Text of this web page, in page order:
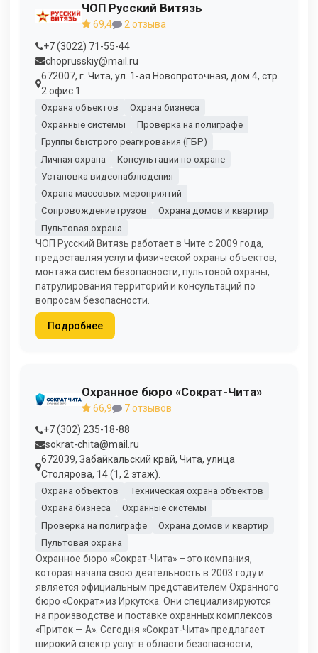
ЧОП Русский Витязь
69,4
2 отзыва
+7 (3022) 71-55-44
choprusskiy@mail.ru
672007, г. Чита, ул. 1-ая Новопроточная, дом 4, стр.
2 офис 1
Охрана объектов
Охрана бизнеса
Охранные системы
Проверка на полиграфе
Группы быстрого реагирования (ГБР)
Личная охрана
Консультации по охране
Установка видеонаблюдения
Охрана массовых мероприятий
Сопровождение грузов
Охрана домов и квартир
Пультовая охрана
ЧОП Русский Витязь работает в Чите с 2009 года,
предоставляя услуги физической охраны объектов,
монтажа систем безопасности, пультовой охраны,
патрулирования территорий и консультаций по
вопросам безопасности.
Подробнее
Охранное бюро «Сократ-Чита»
66,9
7 отзывов
+7 (302) 235-18-88
sokrat-chita@mail.ru
672039, Забайкальский край, Чита, улица
Столярова, 14 (1, 2 этаж).
Охрана объектов
Техническая охрана объектов
Охрана бизнеса
Охранные системы
Проверка на полиграфе
Охрана домов и квартир
Пультовая охрана
Охранное бюро «Сократ-Чита» – это компания,
которая начала свою деятельность в 2003 году и
является официальным представителем Охранного
бюро «Сократ» из Иркутска. Они специализируются
на производстве и поставке охранных комплексов
«Приток — А». Сегодня «Сократ-Чита» предлагает
широкий спектр услуг в области безопасности,